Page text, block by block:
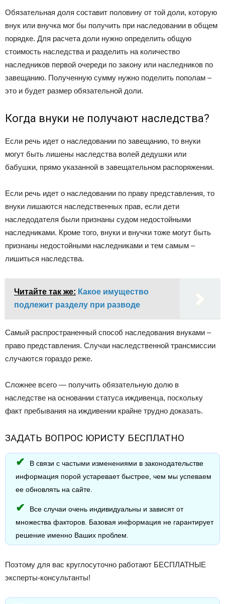
Обязательная доля составит половину от той доли, которую
внук или внучка мог бы получить при наследовании в общем
порядке. Для расчета доли нужно определить общую
стоимость наследства и разделить на количество
наследников первой очереди по закону или наследников по
завещанию. Полученную сумму нужно поделить пополам –
это и будет размер обязательной доли.
Когда внуки не получают наследства?
Если речь идет о наследовании по завещанию, то внуки
могут быть лишены наследства волей дедушки или
бабушки, прямо указанной в завещательном распоряжении.
Если речь идет о наследовании по праву представления, то
внуки лишаются наследственных прав, если дети
наследодателя были признаны судом недостойными
наследниками. Кроме того, внуки и внучки тоже могут быть
признаны недостойными наследниками и тем самым –
лишиться наследства.
Читайте так же: Какое имущество
подлежит разделу при разводе
Самый распространенный способ наследования внуками –
право представления. Случаи наследственной трансмиссии
случаются гораздо реже.
Сложнее всего — получить обязательную долю в
наследстве на основании статуса иждивенца, поскольку
факт пребывания на иждивении крайне трудно доказать.
ЗАДАТЬ ВОПРОС ЮРИСТУ БЕСПЛАТНО
В связи с частыми изменениями в законодательстве
информация порой устаревает быстрее, чем мы успеваем
ее обновлять на сайте.
Все случаи очень индивидуальны и зависят от
множества факторов. Базовая информация не гарантирует
решение именно Ваших проблем.
Поэтому для вас круглосуточно работают БЕСПЛАТНЫЕ
эксперты-консультанты!